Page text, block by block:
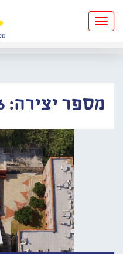
Toggle
navigation
מספר יצירה: #7796